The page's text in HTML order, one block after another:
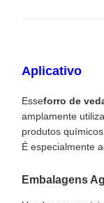
Aplicativo
Esseforro de
amplamente
produtos
É especialmente
Embalagens